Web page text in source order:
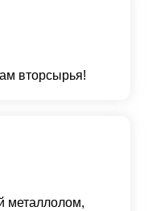
вторсырья!
металлолом,